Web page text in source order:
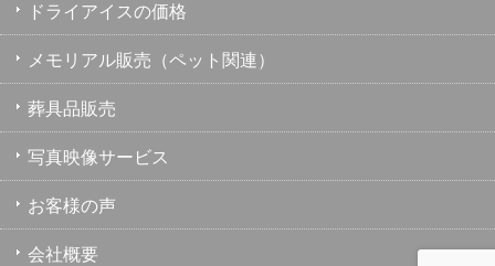
ドライアイスの価格
メモリアル販売（ペット関連）
葬具品販売
写真映像サービス
お客様の声
会社概要